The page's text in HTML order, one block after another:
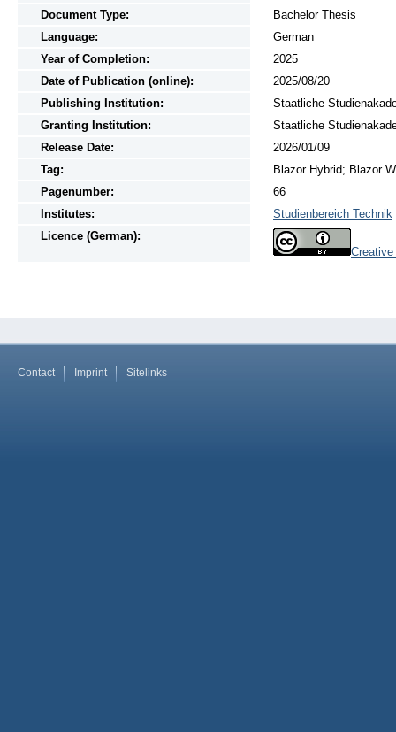
Document Type:
Bachelor Thesis
Language:
German
Year of Completion:
2025
Date of Publication (online):
2025/08/20
Publishing Institution:
Staatliche
Granting Institution:
Staatliche
Release Date:
2026/01/09
Tag:
Blazor Hybrid; Blazor
Pagenumber:
66
Institutes:
Studienbereich Technik
Licence (German):
Contact Imprint Sitelinks